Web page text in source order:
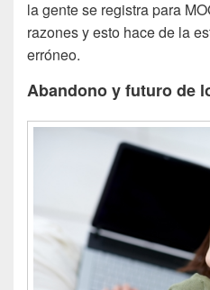
la gente se registra para
razones y esto hace de la
erróneo.
Abandono y futuro de